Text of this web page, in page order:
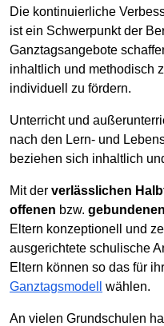
Die kontinuierliche
ist ein Schwerpunkt der
Ganztagsangebote
inhaltlich und methodisch
individuell zu fördern.
Unterricht und
nach den Lern- und
beziehen sich inhaltlich
Mit der verlässlichen
offenen bzw. gebundenen
Eltern konzeptionell und
ausgerichtete schulische
Eltern können so das für
Ganztagsmodell
wählen.
An vielen Grundschulen